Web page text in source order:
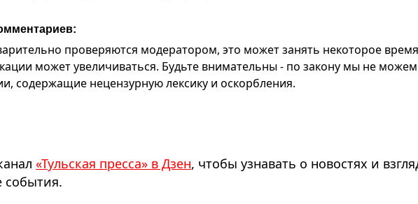
проверяются модератором, это может занять некоторое
может увеличиваться. Будьте внимательны - по закону мы не можем
содержащие нецензурную лексику и оскорбления.
«Тульская пресса» в Дзен, чтобы узнавать о новостях и
события.